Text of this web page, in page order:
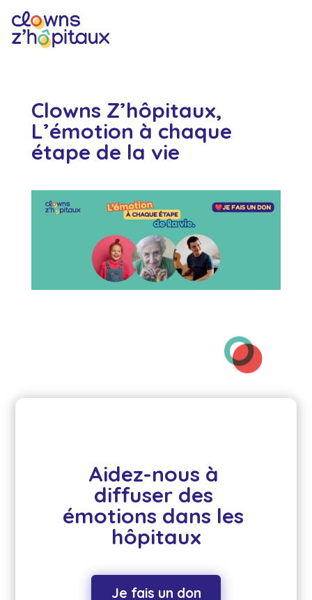
Clowns Z’hôpitaux,
L’émotion à chaque
étape de la vie
Aidez-nous à
diffuser des
émotions dans les
hôpitaux
Je fais un don